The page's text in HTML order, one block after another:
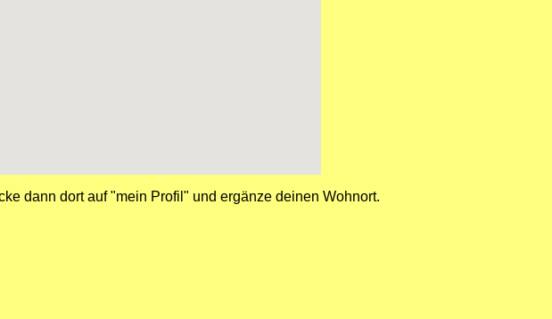
dann dort auf "mein Profil" und ergänze deinen Wohnort.